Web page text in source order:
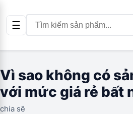
☰
Vì sao không có
với mức giá rẻ bất
chia sẽ